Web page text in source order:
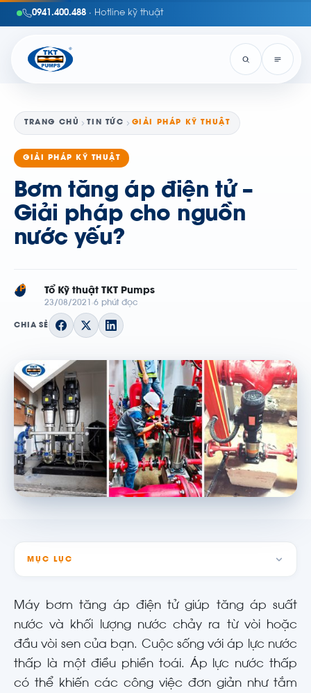
0941.400.488 · Hotline kỹ thuật
TRANG CHỦ TIN TỨC GIẢI PHÁP KỸ THUẬT
GIẢI PHÁP KỸ THUẬT
Bơm tăng áp điện tử –
Giải pháp cho nguồn
nước yếu?
TP Tổ Kỹ thuật TKT Pumps
23/08/2021 6 phút đọc
CHIA SẺ
MỤC LỤC
Máy bơm tăng áp điện tử giúp tăng áp suất
nước và khối lượng nước chảy ra từ vòi hoặc
đầu vòi sen của bạn. Cuộc sống với áp lực nước
thấp là một điều phiền toái. Áp lực nước thấp
có thể khiến các công việc đơn giản như tắm